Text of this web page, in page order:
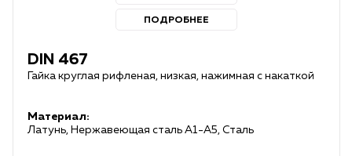
ПОДРОБНЕЕ
DIN 467
Гайка круглая рифленая, низкая, нажимная с накаткой
Материал:
Латунь, Нержавеющая сталь А1-А5, Сталь